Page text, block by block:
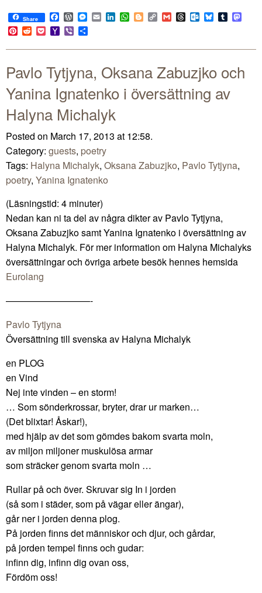
Share Facebook
WordPress
Messenger
EmailLinkedIn
WhatsApp
BloggerCopy
Link
GmailThreadsOutlook.com
BlueskyTumblr
Pinterest
RedditPocketYahoo
Mail
Viber
Pavlo Tytjyna, Oksana Zabuzjko och
Yanina Ignatenko i översättning av
Halyna Michalyk
Posted on March 17, 2013 at 12:58.
Category: guests, poetry
Tags: Halyna Michalyk, Oksana Zabuzjko, Pavlo Tytjyna,
poetry, Yanina Ignatenko
(Läsningstid: 4 minuter)
Nedan kan ni ta del av några dikter av Pavlo Tytjyna,
Oksana Zabuzjko samt Yanina Ignatenko i översättning av
Halyna Michalyk. För mer information om Halyna Michalyks
översättningar och övriga arbete besök hennes hemsida
Eurolang
—————————-
Pavlo Tytjyna
Översättning till svenska av Halyna Michalyk
еn PLOG
en Vind
Nej inte vinden – en storm!
… Som sönderkrossar, bryter, drar ur marken…
(Det blixtar! Åskar!),
med hjälp av det som gömdes bakom svarta moln,
av miljon miljoner muskulösa armar
som sträcker genom svarta moln …
Rullar på och över. Skruvar sig In i jorden
(så som i städer, som på vägar eller ängar),
går ner i jorden denna plog.
På jorden finns det människor och djur, och gårdar,
på jorden tempel finns och gudar:
infinn dig, infinn dig ovan oss,
Fördöm oss!